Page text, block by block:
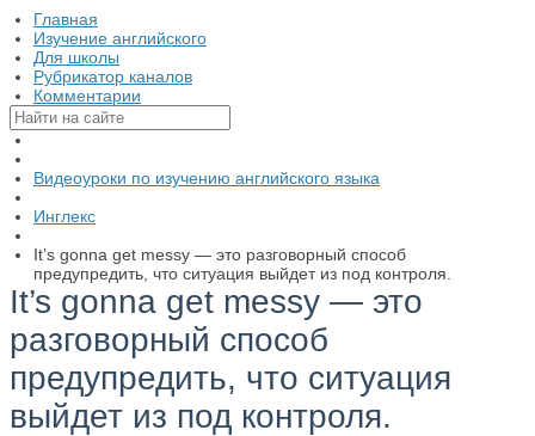
Главная
Изучение английского
Для школы
Рубрикатор каналов
Комментарии
Видеоуроки по изучению английского языка
Инглекс
It’s gonna get messy — это разговорный способ
предупредить, что ситуация выйдет из под контроля.
It’s gonna get messy — это
разговорный способ
предупредить, что ситуация
выйдет из под контроля.